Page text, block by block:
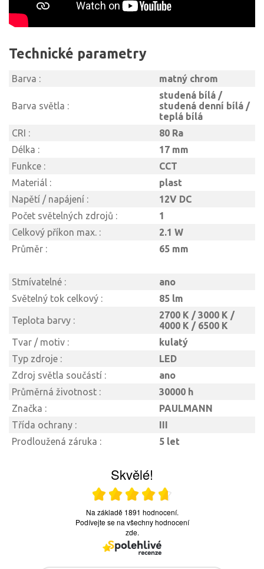
Technické parametry
Barva : matný chrom
Barva světla :
studená bílá /
studená denní bílá /
teplá bílá
CRI :
80 Ra
Délka :
17 mm
Funkce :
CCT
Materiál :
plast
Napětí / napájení :
12V DC
Počet světelných zdrojů :
1
Celkový příkon max. :
2.1 W
Průměr :
65 mm
Stmívatelné :
ano
Světelný tok celkový :
85 lm
Teplota barvy :
2700 K / 3000 K /
4000 K / 6500 K
Tvar / motiv :
kulatý
Typ zdroje :
LED
Zdroj světla součástí :
ano
Průměrná životnost :
30000 h
Značka :
PAULMANN
Třída ochrany :
III
Prodloužená záruka :
5 let